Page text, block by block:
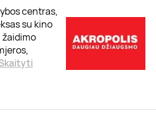
centras,
su kino
žaidimo